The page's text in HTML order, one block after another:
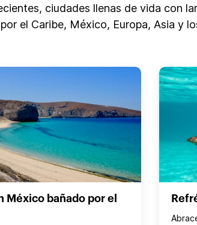
ciudades llenas de vida con
el Caribe, México, Europa, Asia y
México bañado por el